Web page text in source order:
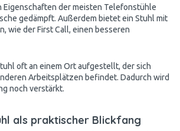
Eigenschaften der meisten Telefonstühle
gedämpft. Außerdem bietet ein Stuhl mit
wie der First Call, einen besseren
oft an einem Ort aufgestellt, der sich
Arbeitsplätzen befindet. Dadurch wird
noch verstärkt.
als praktischer Blickfang